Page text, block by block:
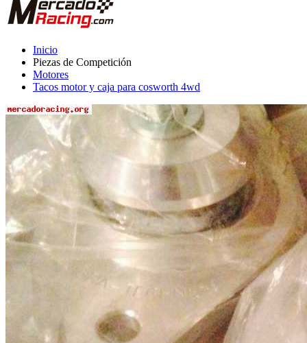
Inicio
Piezas de Competición
Motores
Tacos motor y caja para cosworth 4wd